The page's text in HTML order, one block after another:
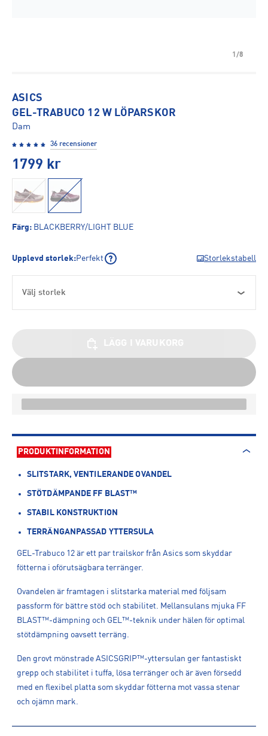
1/8
ASICS
GEL-TRABUCO 12 W LÖPARSKOR
Dam
36 recensioner
1799 kr
Färg: BLACKBERRY/LIGHT BLUE
Upplevd storlek:Perfekt Storlekstabell
Välj storlek
PRODUKTINFORMATION
SLITSTARK, VENTILERANDE OVANDEL
STÖTDÄMPANDE FF BLAST™
STABIL KONSTRUKTION
TERRÄNGANPASSAD YTTERSULA
GEL-Trabuco 12 är ett par trailskor från Asics som skyddar
fötterna i oförutsägbara terränger.
Ovandelen är framtagen i slitstarka material med följsam
passform för bättre stöd och stabilitet. Mellansulans mjuka FF
BLAST™-dämpning och GEL™-teknik under hälen för optimal
stötdämpning oavsett terräng.
Den grovt mönstrade ASICSGRIP™-yttersulan ger fantastiskt
grepp och stabilitet i tuffa, lösa terränger och är även försedd
med en flexibel platta som skyddar fötterna mot vassa stenar
och ojämn mark.